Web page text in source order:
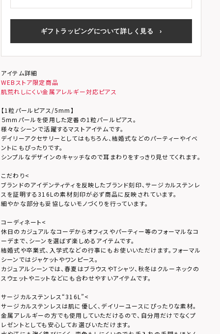
ギフトラッピングについて詳しく見る ›
アイテム詳細
WEBストア限定商品
肌荒れしにくい金属アレルギー対応ピアス
【1粒パールピアス/5mm】
５mmパールを使用した定番の1粒パールピアス。
様々なシーンで活躍するマストアイテムです。
デイリーアクセサリーとしてはもちろん、結婚式などのパーティーやイベ
ントにもぴったりです。
シンプルなデザインのキャッチなので耳まわりをすっきり見せてくれます。
こだわり<
ブランドのアイデンティティを反映したブランド刻印、サージカルステンレ
スを証明する316Lの素材刻印が必ず商品に反映されています。
細やかな部分も妥協しないモノづくりを行っています。
コーディネート<
休日のカジュアルなコーデからオフィスやパーティー等のフォーマルなコ
ーデまで、シーンを選ばず楽しめるアイテムです。
結婚式や卒業式、入学式などの行事にもお使いいただけます。フォーマル
シーンではジャケットやワンピース。
カジュアルシーンでは、春夏はブラウスやTシャツ、秋冬はクルーネックの
スウェットやニットなどにも合わせやすいアイテムです。
サージカルステンレス“316L”<
サージカルステンレスは肌に優しく、デイリーユースにぴったりな素材。
金属アレルギーの方でも使用していただけるので、自分用だけでなくプ
レゼントとしても安心してお選びいただけます。